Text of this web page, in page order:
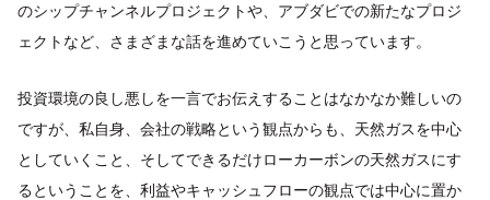
のシップチャンネルプロジェクトや、アブダビでの新たなプロジ
ェクトなど、さまざまな話を進めていこうと思っています。
投資環境の良し悪しを一言でお伝えすることはなかなか難しいの
ですが、私自身、会社の戦略という観点からも、天然ガスを中心
としていくこと、そしてできるだけローカーボンの天然ガスにす
るということを、利益やキャッシュフローの観点では中心に置か